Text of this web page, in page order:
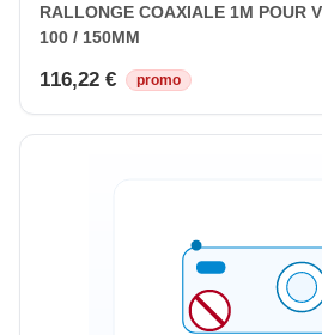
RALLONGE COAXIALE 1M POUR
100 / 150MM
116,22 € promo